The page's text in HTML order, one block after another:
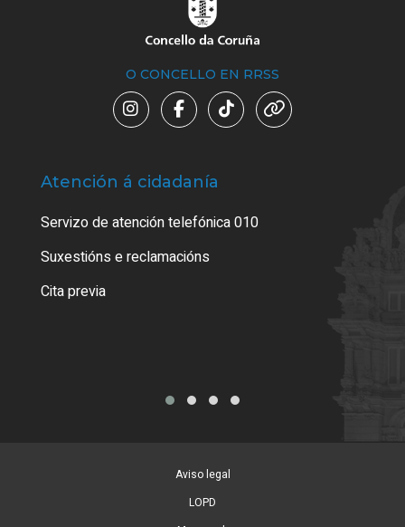
O CONCELLO EN RRSS
Atención á cidadanía
Servizo de atención telefónica 010
Suxestións e reclamacións
Cita previa
Aviso legal
LOPD